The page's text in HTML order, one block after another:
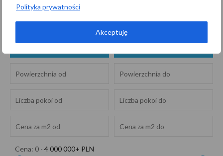
Polityka prywatności
Akceptuję
Cena: 0 - 4 000 000+ PLN